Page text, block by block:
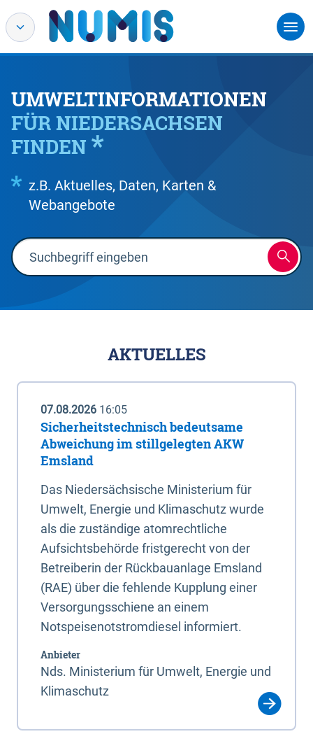
UMWELTINFORMATIONEN
FÜR NIEDERSACHSEN
FINDEN
z.B. Aktuelles, Daten, Karten &
Webangebote
AKTUELLES
07.08.2026 16:05
Sicherheitstechnisch bedeutsame
Abweichung im stillgelegten AKW
Emsland
Das Niedersächsische Ministerium für
Umwelt, Energie und Klimaschutz wurde
als die zuständige atomrechtliche
Aufsichtsbehörde fristgerecht von der
Betreiberin der Rückbauanlage Emsland
(RAE) über die fehlende Kupplung einer
Versorgungsschiene an einem
Notspeisenotstromdiesel informiert.
Anbieter
Nds. Ministerium für Umwelt, Energie und
Klimaschutz